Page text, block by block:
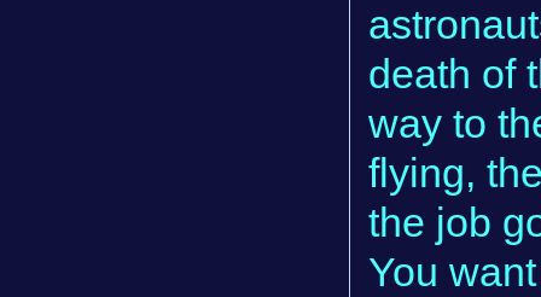
death of
way to
flying,
the job
You